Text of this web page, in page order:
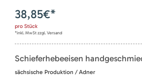
38,85€*
pro Stück
*inkl. MwSt zzgl. Versand
Schieferhebeeisen
sächsische Produktion / Adner